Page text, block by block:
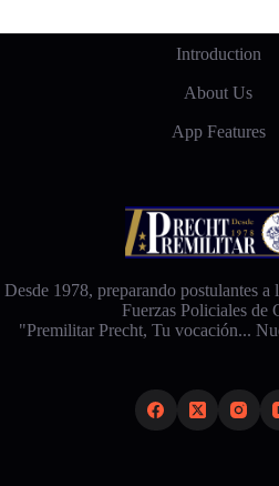
Introduction
About Us
App Features
Desde 1978, preparando postulantes a
Fuerzas Policiales de
"Premilitar Precht, Tu vocación...